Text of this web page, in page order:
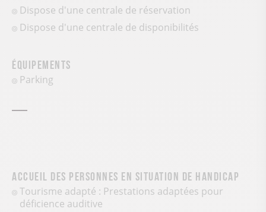
Dispose d'une centrale de réservation
Dispose d'une centrale de disponibilités
Équipements
Parking
Accueil des personnes en situation de handicap
Tourisme adapté : Prestations adaptées pour
déficience auditive